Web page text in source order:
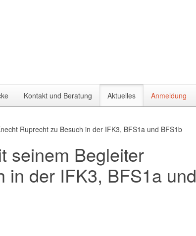
Kontakt und Beratung Aktuelles Anmeldung
Ruprecht zu Besuch in der IFK3, BFS1a und BFS1b
seinem Begleiter
in der IFK3, BFS1a und